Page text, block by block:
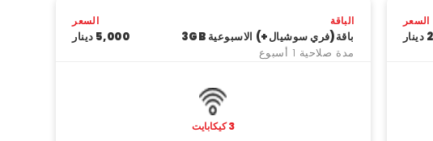
السعر الباقة
باقة(فري سوشيال+) الاسبوعية 3GB
مدة صلاحية 1 أسبوع
السعر
5,000 دینار
3 كيكابايت